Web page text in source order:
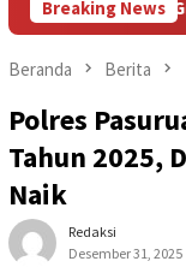
Breaking News
Industri Gresik
Beranda Berita
Polres
Tahun 2025,
Naik
Redaksi
Desember 31, 2025